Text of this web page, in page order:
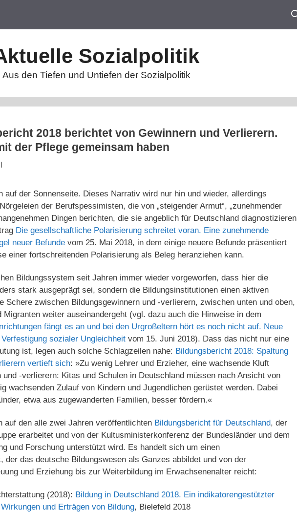
Sozialpolitik
Aus den Tiefen und Untiefen der Sozialpolitik
2018 berichtet von Gewinnern und Verlierern.
der Pflege gemeinsam haben
auf der Sonnenseite. Dieses Narrativ wird nur hin und wieder, allerdings
der Berufspessimisten, die von „steigender Armut“, „zunehmender
Dingen berichten, die sie angeblich für Deutschland diagnostizieren
Die gesellschaftliche Polarisierung schreitet voran. Eine zunehmende
neuer Befunde vom 25. Mai 2018, in dem einige neuere Befunde präsentiert
einer fortschreitenden Polarisierung als Beleg heranziehen kann.
Bildungssystem seit Jahren immer wieder vorgeworfen, dass hier die
stark ausgeprägt sei, sondern die Bildungsinstitutionen einen aktiven
Schere zwischen Bildungsgewinnern und -verlierern, zwischen unten und oben,
weiter auseinandergeht (vgl. dazu auch die Hinweise in dem
fängt es an und bei den Urgroßeltern hört es noch nicht auf. Neue
sozialer Ungleichheit vom 15. Juni 2018). Dass das nicht nur eine
ist, legen auch solche Schlagzeilen nahe: Bildungsbericht 2018: Spaltung
vertieft sich: »Zu wenig Lehrer und Erzieher, eine wachsende Kluft
und -verlierern: Kitas und Schulen in Deutschland müssen nach Ansicht von
wachsenden Zulauf von Kindern und Jugendlichen gerüstet werden. Dabei
etwa aus zugewanderten Familien, besser fördern.«
auf den alle zwei Jahren veröffentlichten Bildungsbericht für Deutschland, der
erarbeitet und von der Kultusministerkonferenz der Bundesländer und dem
und Forschung unterstützt wird. Es handelt sich um einen
der das deutsche Bildungswesen als Ganzes abbildet und von der
und Erziehung bis zur Weiterbildung im Erwachsenenalter reicht:
(2018): Bildung in Deutschland 2018. Ein indikatorengestützter
und Erträgen von Bildung, Bielefeld 2018